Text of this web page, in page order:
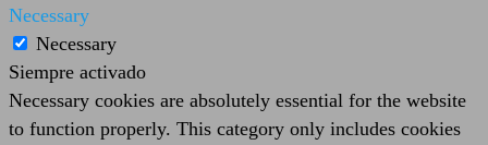
Necessary
Necessary
Siempre activado
Necessary cookies are absolutely essential for the website
to function properly. This category only includes cookies